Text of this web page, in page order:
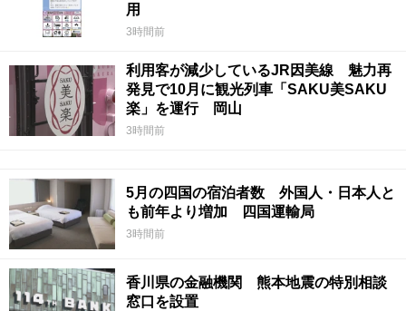
用
3時間前
利用客が減少しているJR因美線 魅力再
発見で10月に観光列車「SAKU美SAKU
楽」を運行 岡山
3時間前
5月の四国の宿泊者数 外国人・日本人と
も前年より増加 四国運輸局
3時間前
香川県の金融機関 熊本地震の特別相談
窓口を設置